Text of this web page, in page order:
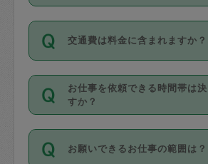
がっていく仕組みになって
Diners Club）のみとなり
を行う際にご入力ください。
ル登録時にはご入力いただ
丈夫です。
デビットカード・プリペイド
リカ、au WALLETなど）は
銀行振込や現金払いも対応し
依頼には「スポット」と「
隔週）」があり、「定期」の
ポット」よりお得な料金で
す。
定期の最低利用回数は設けて
りに、一定数を超えたキャ
交通費は料金に含まれますか？
交通費は依頼料金とは別途
料金のご請求と合わせてお支
ます。交通費の金額は「依
お仕事を依頼できる時間帯は
すか？
時間帯は3種類あります。い
たり３時間です。
お願いできるお仕事の範囲は？